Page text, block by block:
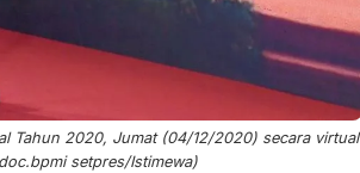
Tahun 2020, Jumat (04/12/2020) secara virtual
setpres/Istimewa)